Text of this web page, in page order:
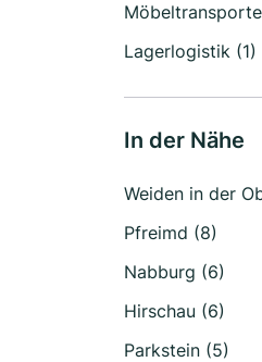
Lagerlogistik (1)
In der Nähe
Weiden in der
Pfreimd (8)
Nabburg (6)
Hirschau (6)
Parkstein (5)